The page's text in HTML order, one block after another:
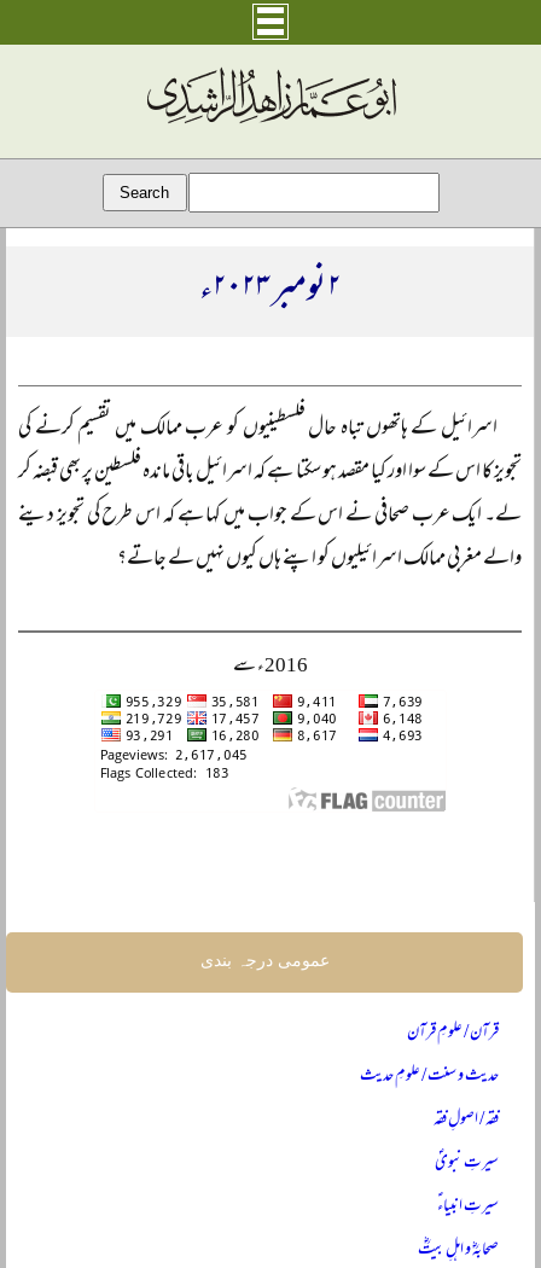
۲ نومبر ۲۰۲۳ء
اسرائیل کے ہاتھوں تباہ حال فلسطینیوں کو عرب ممالک میں تقسیم کرنے کی
تجویز کا اس کے سوا اور کیا مقصد ہو سکتا ہے کہ اسرائیل باقی ماندہ فلسطین پر بھی قبضہ کر
لے۔ ایک عرب صحافی نے اس کے جواب میں کہا ہے کہ اس طرح کی تجویز دینے
والے مغربی ممالک اسرائیلیوں کو اپنے ہاں کیوں نہیں لے جاتے؟
2016ء سے
عمومی درجہ بندی
قرآن / علومِ قرآن
حدیث و سنت / علومِ حدیث
فقہ / اصولِ فقہ
سیرتِ نبویؐ
سیرتِ انبیاءؑ
صحابہؓ و اہلِ بیتؓ